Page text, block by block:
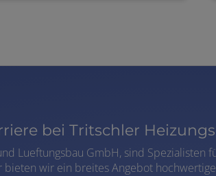
bei Tritschler
Lueftungsbau GmbH, sind
wir ein breites Angebot